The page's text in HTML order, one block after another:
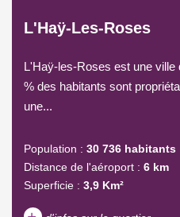
L'Haÿ-Les-Roses
L'Haÿ-les-Roses est une ville
% des habitants sont
une...
Population : 30 736 habitants
Distance de l'aéroport : 6 km
Superficie : 3,9 Km²